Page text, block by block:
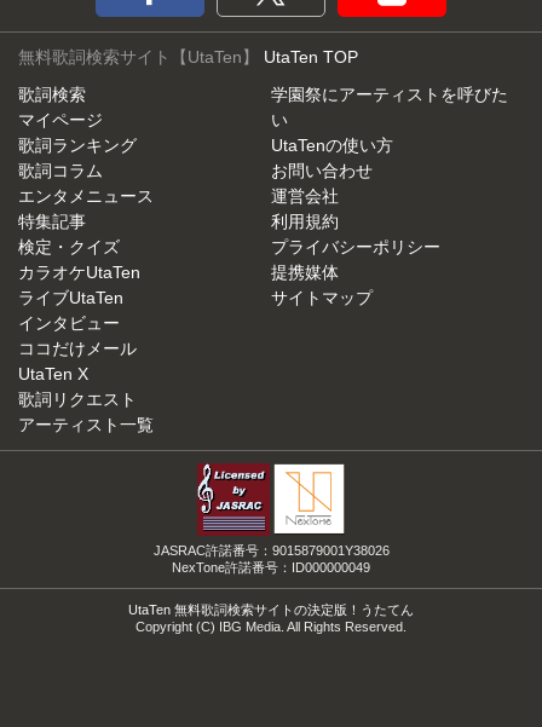
無料歌詞検索サイト【UtaTen】 UtaTen TOP
歌詞検索
マイページ
歌詞ランキング
歌詞コラム
エンタメニュース
特集記事
検定・クイズ
カラオケUtaTen
ライブUtaTen
インタビュー
ココだけメール
UtaTen X
歌詞リクエスト
アーティスト一覧
学園祭にアーティストを呼びた
い
UtaTenの使い方
お問い合わせ
運営会社
利用規約
プライバシーポリシー
提携媒体
サイトマップ
JASRAC許諾番号：9015879001Y38026
NexTone許諾番号：ID000000049
UtaTen 無料歌詞検索サイトの決定版！うたてん
Copyright (C) IBG Media. All Rights Reserved.